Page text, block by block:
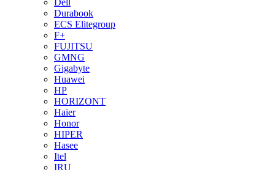
Dell
Durabook
ECS Elitegroup
F+
FUJITSU
GMNG
Gigabyte
Huawei
HP
HORIZONT
Haier
Honor
HIPER
Hasee
Itel
IRU